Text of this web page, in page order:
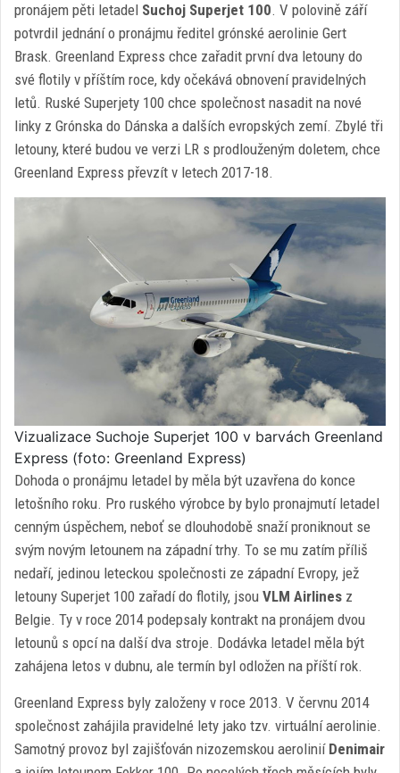
pronájem pěti letadel Suchoj Superjet 100. V polovině září
potvrdil jednání o pronájmu ředitel grónské aerolinie Gert
Brask. Greenland Express chce zařadit první dva letouny do
své flotily v příštím roce, kdy očekává obnovení pravidelných
letů. Ruské Superjety 100 chce společnost nasadit na nové
linky z Grónska do Dánska a dalších evropských zemí. Zbylé tři
letouny, které budou ve verzi LR s prodlouženým doletem, chce
Greenland Express převzít v letech 2017-18.
Vizualizace Suchoje Superjet 100 v barvách Greenland
Express (foto: Greenland Express)
Dohoda o pronájmu letadel by měla být uzavřena do konce
letošního roku. Pro ruského výrobce by bylo pronajmutí letadel
cenným úspěchem, neboť se dlouhodobě snaží proniknout se
svým novým letounem na západní trhy. To se mu zatím příliš
nedaří, jedinou leteckou společnosti ze západní Evropy, jež
letouny Superjet 100 zařadí do flotily, jsou VLM Airlines z
Belgie. Ty v roce 2014 podepsaly kontrakt na pronájem dvou
letounů s opcí na další dva stroje. Dodávka letadel měla být
zahájena letos v dubnu, ale termín byl odložen na příští rok.
Greenland Express byly založeny v roce 2013. V červnu 2014
společnost zahájila pravidelné lety jako tzv. virtuální aerolinie.
Samotný provoz byl zajišťován nizozemskou aerolinií Denimair